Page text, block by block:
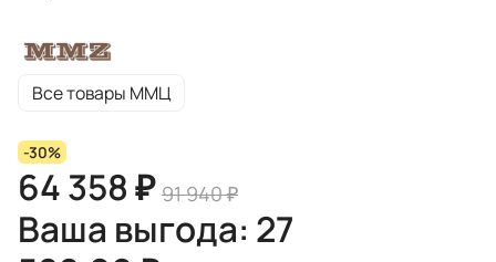
качественного и натурального материала (массив
сосны). Поверхность покрыта защитным составом, что
реализовала модуль в цвете: "Белый воск/антик",
"Серый воск/антик". Буфет характеризуется
привлекательным внешним видом скандинавского
стиля. Модель отличается неброской элегантностью,
строгими линиями и благородным оттенком. Простая
Все товары ММЦ
-30%
64 358 ₽ 91 940 ₽
Ваша выгода: 27